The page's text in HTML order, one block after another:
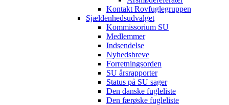
Kontakt Rovfuglegruppen
Sjældenhedsudvalget
Kommissorium SU
Medlemmer
Indsendelse
Nyhedsbreve
Forretningsorden
SU årsrapporter
Status på SU sager
Den danske fugleliste
Den færøske fugleliste